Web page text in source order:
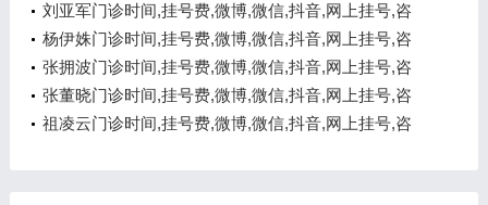
电话,在线咨询
刘亚军门诊时间,挂号费,微博,微信,抖音,网上挂号,咨
询电话,在线咨询
杨伊姝门诊时间,挂号费,微博,微信,抖音,网上挂号,咨
询电话,在线咨询
张拥波门诊时间,挂号费,微博,微信,抖音,网上挂号,咨
询电话,在线咨询
张董晓门诊时间,挂号费,微博,微信,抖音,网上挂号,咨
询电话,在线咨询
祖凌云门诊时间,挂号费,微博,微信,抖音,网上挂号,咨